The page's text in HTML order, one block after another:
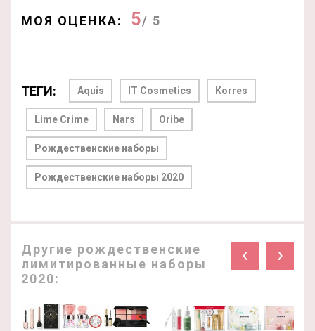
МОЯ ОЦЕНКА: 5/ 5
ТЕГИ: Aquis IT Cosmetics Korres
Lime Crime Nars Oribe
Рождественские наборы
Рождественские наборы 2020
Другие рождественские
лимитированные наборы
2020:
‹ ›